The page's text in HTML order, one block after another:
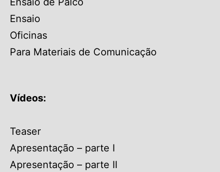
Ensaio
Oficinas
Para Materiais de Comunicação
Vídeos:
Teaser
Apresentação – parte I
Apresentação – parte II